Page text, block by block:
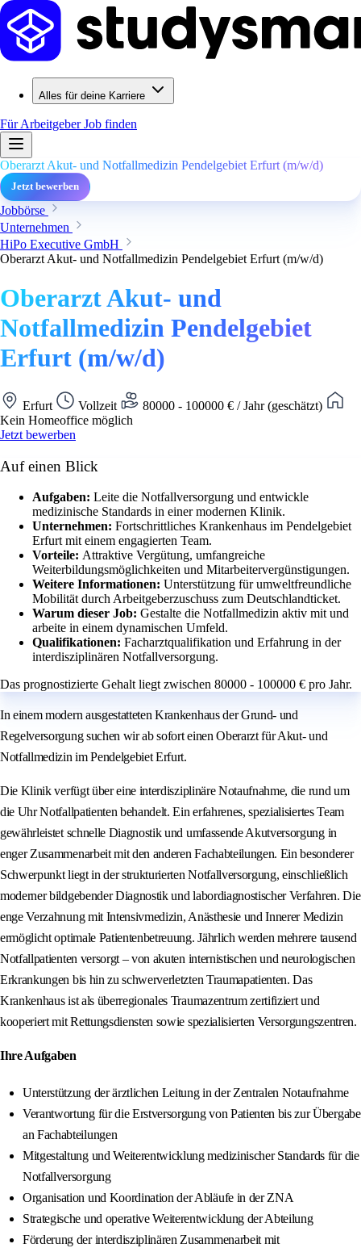
Alles für deine Karriere
Für ArbeitgeberJob finden
Oberarzt Akut- und Notfallmedizin Pendelgebiet Erfurt (m/w/d)
Jetzt bewerben
Jobbörse
Unternehmen
HiPo Executive GmbH
Oberarzt Akut- und Notfallmedizin Pendelgebiet Erfurt (m/w/d)
Oberarzt Akut- und
Notfallmedizin Pendelgebiet
Erfurt (m/w/d)
Erfurt Vollzeit
80000 - 100000 € / Jahr (geschätzt)
Kein Homeoffice möglich
Jetzt bewerben
Auf einen Blick
Aufgaben: Leite die Notfallversorgung und entwickle
medizinische Standards in einer modernen Klinik.
Unternehmen: Fortschrittliches Krankenhaus im Pendelgebiet
Erfurt mit einem engagierten Team.
Vorteile: Attraktive Vergütung, umfangreiche
Weiterbildungsmöglichkeiten und Mitarbeitervergünstigungen.
Weitere Informationen: Unterstützung für umweltfreundliche
Mobilität durch Arbeitgeberzuschuss zum Deutschlandticket.
Warum dieser Job: Gestalte die Notfallmedizin aktiv mit und
arbeite in einem dynamischen Umfeld.
Qualifikationen: Facharztqualifikation und Erfahrung in der
interdisziplinären Notfallversorgung.
Das prognostizierte Gehalt liegt zwischen 80000 - 100000 € pro Jahr.
In einem modern ausgestatteten Krankenhaus der Grund- und
Regelversorgung suchen wir ab sofort einen Oberarzt für Akut- und
Notfallmedizin im Pendelgebiet Erfurt.
Die Klinik verfügt über eine interdisziplinäre Notaufnahme, die rund um
die Uhr Notfallpatienten behandelt. Ein erfahrenes, spezialisiertes Team
gewährleistet schnelle Diagnostik und umfassende Akutversorgung in
enger Zusammenarbeit mit den anderen Fachabteilungen. Ein besonderer
Schwerpunkt liegt in der strukturierten Notfallversorgung, einschließlich
moderner bildgebender Diagnostik und labordiagnostischer Verfahren. Die
enge Verzahnung mit Intensivmedizin, Anästhesie und Innerer Medizin
ermöglicht optimale Patientenbetreuung. Jährlich werden mehrere tausend
Notfallpatienten versorgt – von akuten internistischen und neurologischen
Erkrankungen bis hin zu schwerverletzten Traumapatienten. Das
Krankenhaus ist als überregionales Traumazentrum zertifiziert und
kooperiert mit Rettungsdiensten sowie spezialisierten Versorgungszentren.
Ihre Aufgaben
Unterstützung der ärztlichen Leitung in der Zentralen Notaufnahme
Verantwortung für die Erstversorgung von Patienten bis zur Übergabe
an Fachabteilungen
Mitgestaltung und Weiterentwicklung medizinischer Standards für die
Notfallversorgung
Organisation und Koordination der Abläufe in der ZNA
Strategische und operative Weiterentwicklung der Abteilung
Förderung der interdisziplinären Zusammenarbeit mit